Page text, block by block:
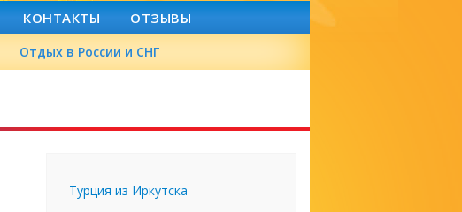
КОНТАКТЫ ОТЗЫВЫ
Отдых в России и СНГ
Турция из Иркутска